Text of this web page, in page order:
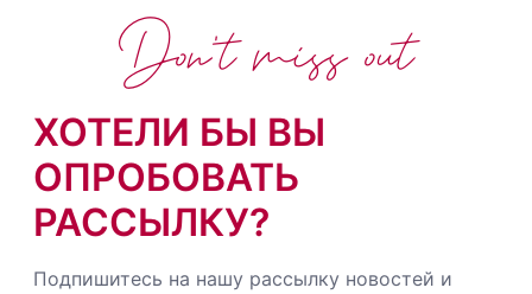
ХОТЕЛИ БЫ ВЫ
ОПРОБОВАТЬ
РАССЫЛКУ?
Подпишитесь на нашу рассылку новостей и
Don't miss out